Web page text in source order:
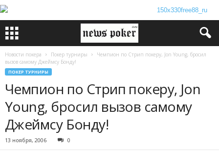
Новости покера Покер турниры
Чемпион по Стрип покеру, Jon Young, бросил
вызов самому Джеймсу Бонду!
ПОКЕР ТУРНИРЫ
Чемпион по Стрип покеру, Jon
Young, бросил вызов самому
Джеймсу Бонду!
13 ноября, 2006 0